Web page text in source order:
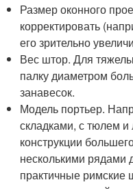
Размер оконного
корректировать
его зрительно
Вес штор. Для
палку диаметром
занавесок.
Модель портьер.
складками, с тюлем
конструкции
несколькими рядами
практичные